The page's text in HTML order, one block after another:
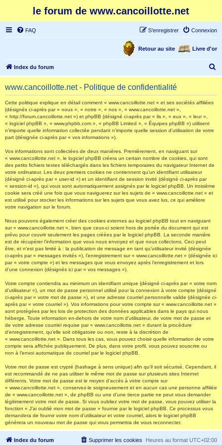
le forum de www.cancoillotte.net
FAQ Connexion
S’enregistrer
Livre d'or
Retour au site
Index du forum
e
www.cancoillotte.net - Politique de confidentialité
Cette politique explique en détail comment « www.cancoillotte.net » et ses sociétés affiliées
(désignés ci-après par « nous », « notre », « nos », « www.cancoillotte.net »,
« http://forum.cancoillotte.net ») et phpBB (désigné ci-après par « ils », « eux », « leur »,
« logiciel phpBB », « www.phpbb.com », « phpBB Limited », « Équipes phpBB ») utilisent
n’importe quelle information collectée pendant n’importe quelle session d’utilisation de votre
part (désignée ci-après par « vos informations »).
Vos informations sont collectées de deux manières. Premièrement, en naviguant sur
« www.cancoillotte.net », le logiciel phpBB créera un certain nombre de cookies, qui sont
des petits fichiers textes téléchargés dans les fichiers temporaires du navigateur Internet de
votre ordinateur. Les deux premiers cookies ne contiennent qu’un identifiant utilisateur
(désigné ci-après par « user-id ») et un identifiant de session invité (désigné ci-après par
« session-id »), qui vous sont automatiquement assignés par le logiciel phpBB. Un troisième
cookie sera créé une fois que vous naviguerez sur les sujets de « www.cancoillotte.net » et
est utilisé pour stocker les informations sur les sujets que vous avez lus, ce qui améliore
votre navigation sur le forum.
Nous pouvons également créer des cookies externes au logiciel phpBB tout en naviguant
sur « www.cancoillotte.net », bien que ceux-ci soient hors de portée du document qui est
prévu pour couvrir seulement les pages créées par le logiciel phpBB. La seconde manière
est de récupérer l’information que vous nous envoyez et que nous collectons. Ceci peut
être, et n’est pas limité à : la publication de message en tant qu’utilisateur invité (désignée
ci-après par « messages invités »), l’enregistrement sur « www.cancoillotte.net » (désignée ici
par « votre compte ») et les messages que vous envoyez après l’enregistrement et lors
d’une connexion (désignés ici par « vos messages »).
Votre compte contiendra au minimum un identifiant unique (désigné ci-après par « votre nom
d’utilisateur »), un mot de passe personnel utilisé pour la connexion à votre compte (désigné
ci-après par « votre mot de passe »), et une adresse courriel personnelle valide (désignée ci-
après par « votre courriel »). Vos informations pour votre compte sur « www.cancoillotte.net »
sont protégées par les lois de protection des données applicables dans le pays qui nous
héberge. Toute information en-dehors de votre nom d’utilisateur, de votre mot de passe et
de votre adresse courriel requise par « www.cancoillotte.net » durant la procédure
d’enregistrement, qu’elle soit obligatoire ou non, reste à la discrétion de
« www.cancoillotte.net ». Dans tous les cas, vous pouvez choisir quelle information de votre
compte sera affichée publiquement. De plus, dans votre profil, vous pouvez souscrire ou
non à l’envoi automatique de courriel par le logiciel phpBB.
Votre mot de passe est crypté (hashage à sens unique) afin qu’il soit sécurisé. Cependant, il
est recommandé de ne pas utiliser le même mot de passe sur plusieurs sites Internet
différents. Votre mot de passe est le moyen d’accès à votre compte sur
« www.cancoillotte.net », conservez-le soigneusement et en aucun cas une personne affiliée
de « www.cancoillotte.net », de phpBB ou une d’une tierce partie ne peut vous demander
légitimement votre mot de passe. Si vous oubliez votre mot de passe, vous pouvez utiliser la
fonction « J’ai oublié mon mot de passe » fournie par le logiciel phpBB. Ce processus vous
demandera de fournir votre nom d’utilisateur et votre courriel, alors le logiciel phpBB
générera un nouveau mot de passe qui vous permettra de vous reconnecter.
Index du forum Heures au format UTC+02:00
Supprimer les cookies